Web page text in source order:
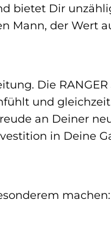
bietet Dir
Mann, der Wert
Die
und
an Deiner
in Deine
machen: